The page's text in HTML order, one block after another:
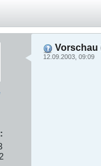
2
Vorschau
12.09.2003, 09:09